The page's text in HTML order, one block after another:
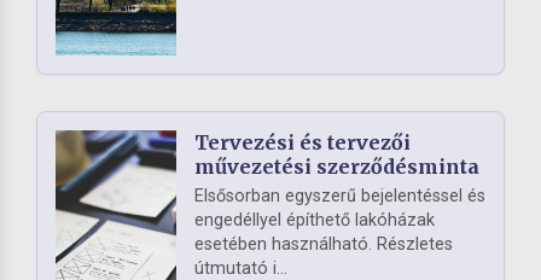
Tervezési és tervezői
művezetési szerződésminta
Elsősorban egyszerű bejelentéssel és
engedéllyel építhető lakóházak
esetében használható. Részletes
útmutató i...